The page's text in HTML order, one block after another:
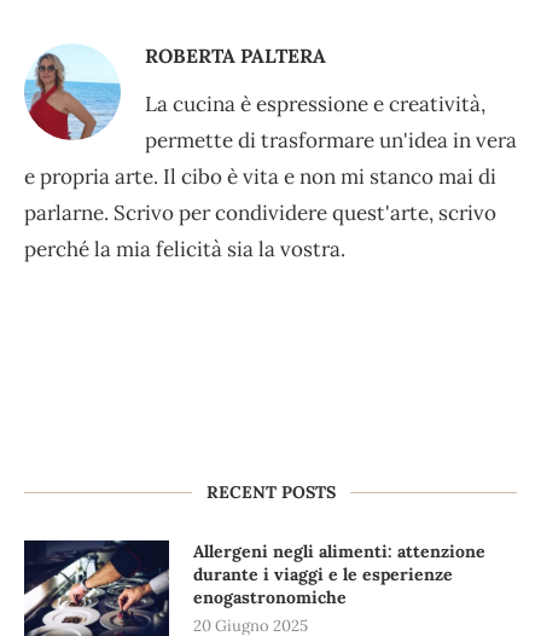
ROBERTA PALTERA
La cucina è espressione e creatività,
permette di trasformare un'idea in vera
e propria arte. Il cibo è vita e non mi stanco mai di
parlarne. Scrivo per condividere quest'arte, scrivo
perché la mia felicità sia la vostra.
RECENT POSTS
Allergeni negli alimenti: attenzione
durante i viaggi e le esperienze
enogastronomiche
20 Giugno 2025